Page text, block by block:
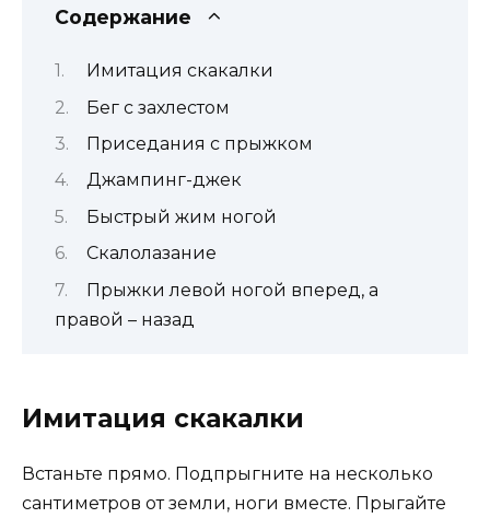
Содержание
Имитация скакалки
Бег с захлестом
Приседания с прыжком
Джампинг-джек
Быстрый жим ногой
Скалолазание
Прыжки левой ногой вперед, а
правой – назад
Имитация скакалки
Встаньте прямо. Подпрыгните на несколько
сантиметров от земли, ноги вместе. Прыгайте